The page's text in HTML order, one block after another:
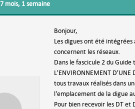
mois, 1 semaine
Bonjour,
Les digues ont été intégrées
concernent les réseaux.
Dans le fascicule 2 du
L'ENVIRONNEMENT
tous travaux réalisés dans
l'emplacement de la digue
Pour bien recevoir les DT